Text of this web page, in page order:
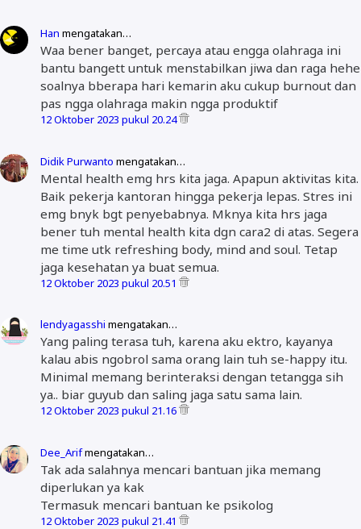
Han mengatakan…
Waa bener banget, percaya atau engga olahraga ini
bantu bangett untuk menstabilkan jiwa dan raga hehe
soalnya bberapa hari kemarin aku cukup burnout dan
pas ngga olahraga makin ngga produktif
12 Oktober 2023 pukul 20.24
Didik Purwanto mengatakan…
Mental health emg hrs kita jaga. Apapun aktivitas kita.
Baik pekerja kantoran hingga pekerja lepas. Stres ini
emg bnyk bgt penyebabnya. Mknya kita hrs jaga
bener tuh mental health kita dgn cara2 di atas. Segera
me time utk refreshing body, mind and soul. Tetap
jaga kesehatan ya buat semua.
12 Oktober 2023 pukul 20.51
lendyagasshi mengatakan…
Yang paling terasa tuh, karena aku ektro, kayanya
kalau abis ngobrol sama orang lain tuh se-happy itu.
Minimal memang berinteraksi dengan tetangga sih
ya.. biar guyub dan saling jaga satu sama lain.
12 Oktober 2023 pukul 21.16
Dee_Arifmengatakan…
Tak ada salahnya mencari bantuan jika memang
diperlukan ya kak
Termasuk mencari bantuan ke psikolog
12 Oktober 2023 pukul 21.41